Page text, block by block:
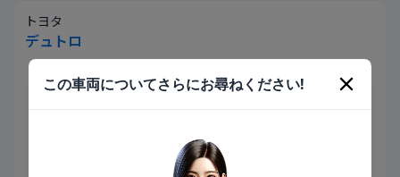
トヨタ
デュトロ
年式
住所
この車両についてさらにお尋ねください!